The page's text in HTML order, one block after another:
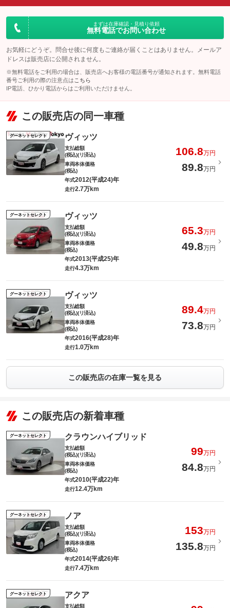
まずは在庫確認・見積り依頼
無料電話でお問い合わせ
お気軽にどうぞ。問合せ後に何度もご連絡が届くことはありません。メールア
ドレスは販売店に公開されません。
※無料電話をご利用の場合は、販売店へお客様の電話番号が通知されます。無料電話
番号ご利用の際の注意点は こちら
IP電話、ひかり電話からはご利用いただけません。
この販売店の同一車種
グーネットセレクト ヴィッツ
支払総額
(税込)(リ済込)
106.8万円
車両本体価格
(税込)
89.8万円
年式2012(平成24)年
走行2.7万km
グーネットセレクト ヴィッツ
支払総額
(税込)(リ済込)
65.3万円
車両本体価格
(税込)
49.8万円
年式2013(平成25)年
走行4.3万km
グーネットセレクト ヴィッツ
支払総額
(税込)(リ済込)
89.4万円
車両本体価格
(税込)
73.8万円
年式2016(平成28)年
走行1.0万km
この販売店の在庫一覧を見る
この販売店の新着車種
グーネットセレクト クラウンハイブリッド
支払総額
(税込)(リ済込)
99万円
車両本体価格
(税込)
84.8万円
年式2010(平成22)年
走行12.4万km
グーネットセレクト ノア
支払総額
(税込)(リ済込)
153万円
車両本体価格
(税込)
135.8万円
年式2014(平成26)年
走行7.4万km
グーネットセレクト アクア
支払総額